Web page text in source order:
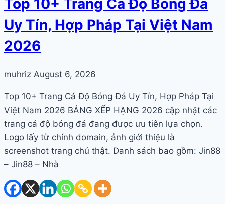
Uy Tín, Hợp Pháp Tại Việt Nam
2026
muhriz August 6, 2026
Top 10+ Trang Cá Độ Bóng Đá Uy Tín, Hợp Pháp Tại
Việt Nam 2026 BẢNG XẾP HẠNG 2026 cập nhật các
trang cá độ bóng đá đang được ưu tiên lựa chọn.
Logo lấy từ chính domain, ảnh giới thiệu là
screenshot trang chủ thật. Danh sách bao gồm: Jin88
– Jin88 – Nhà